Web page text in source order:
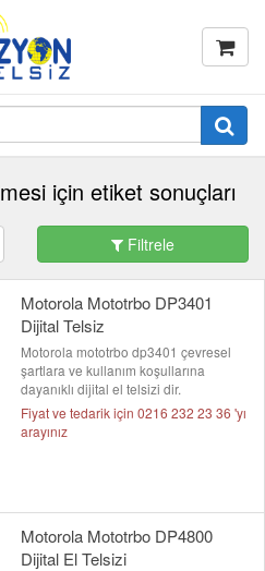
için etiket sonuçları
Filtrele
Motorola Mototrbo DP3401
Dijital Telsiz
Motorola mototrbo dp3401 çevresel
şartlara ve kullanım koşullarına
dayanıklı dijital el telsizi dir.
Fiyat ve tedarik için 0216 232 23 36 'yı
arayınız
Motorola Mototrbo DP4800
Dijital El Telsizi